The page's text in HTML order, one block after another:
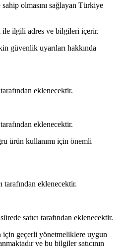
olmasını sağlayan Türkiye
ilgili adres ve bilgileri içerir.
güvenlik uyarıları hakkında
eklenecektir.
eklenecektir.
ürün kullanımı için önemli
tarafından eklenecektir.
satıcı tarafından eklenecektir.
geçerli yönetmeliklere uygun
ve bu bilgiler satıcının